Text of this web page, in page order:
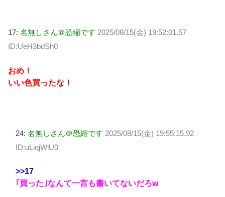
17: 名無しさん＠恐縮です 2025/08/15(金) 19:52:01.57
ID:UeH3bdSh0
おめ！
いい色買ったな！
24: 名無しさん＠恐縮です 2025/08/15(金) 19:55:15.92
ID:uLiqjWlU0
>>17
｢買った｣なんて一言も書いてないだろw